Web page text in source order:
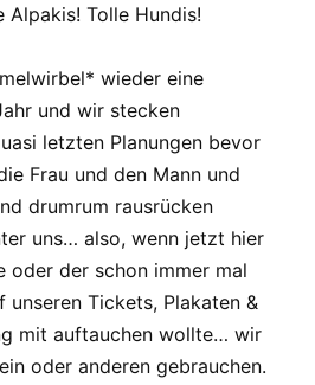
Alpakis! Tolle Hundis!
wieder eine
und wir stecken
letzten Planungen bevor
Frau und den Mann und
drumrum rausrücken
uns… also, wenn jetzt hier
oder der schon immer mal
unseren Tickets, Plakaten &
mit auftauchen wollte… wir
oder anderen gebrauchen.